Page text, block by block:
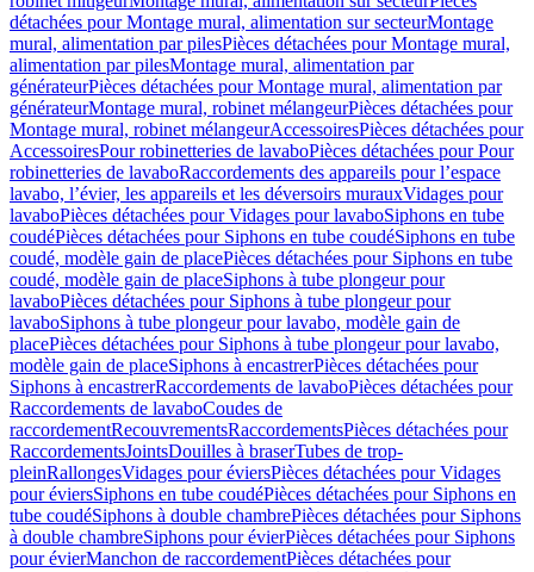
détachées pour Montage mural, alimentation sur secteurMontage
mural, alimentation par pilesPièces détachées pour Montage mural,
alimentation par pilesMontage mural, alimentation par
générateurPièces détachées pour Montage mural, alimentation par
générateurMontage mural, robinet mélangeurPièces détachées pour
Montage mural, robinet mélangeurAccessoiresPièces détachées pour
AccessoiresPour robinetteries de lavaboPièces détachées pour Pour
robinetteries de lavaboRaccordements des appareils pour l’espace
lavabo, l’évier, les appareils et les déversoirs murauxVidages pour
lavaboPièces détachées pour Vidages pour lavaboSiphons en tube
coudéPièces détachées pour Siphons en tube coudéSiphons en tube
coudé, modèle gain de placePièces détachées pour Siphons en tube
coudé, modèle gain de placeSiphons à tube plongeur pour
lavaboPièces détachées pour Siphons à tube plongeur pour
lavaboSiphons à tube plongeur pour lavabo, modèle gain de
placePièces détachées pour Siphons à tube plongeur pour lavabo,
modèle gain de placeSiphons à encastrerPièces détachées pour
Siphons à encastrerRaccordements de lavaboPièces détachées pour
Raccordements de lavaboCoudes de
raccordementRecouvrementsRaccordementsPièces détachées pour
RaccordementsJointsDouilles à braserTubes de trop-
pleinRallongesVidages pour éviersPièces détachées pour Vidages
pour éviersSiphons en tube coudéPièces détachées pour Siphons en
tube coudéSiphons à double chambrePièces détachées pour Siphons
à double chambreSiphons pour évierPièces détachées pour Siphons
pour évierManchon de raccordementPièces détachées pour